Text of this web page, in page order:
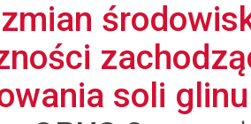
soli glinu